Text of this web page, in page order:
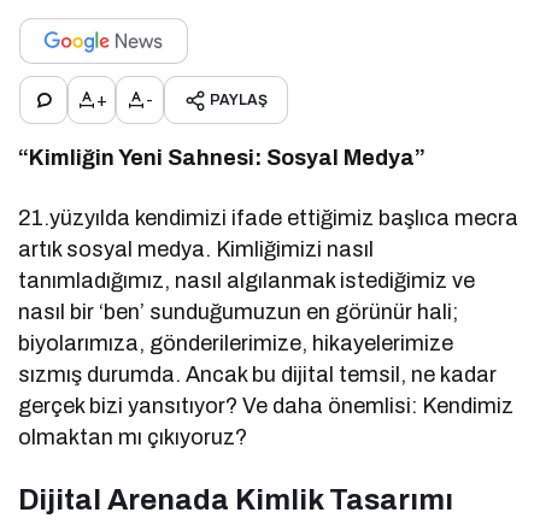
+ - PAYLAŞ
“Kimliğin Yeni Sahnesi: Sosyal Medya”
21.yüzyılda kendimizi ifade ettiğimiz başlıca mecra
artık sosyal medya. Kimliğimizi nasıl
tanımladığımız, nasıl algılanmak istediğimiz ve
nasıl bir ‘ben’ sunduğumuzun en görünür hali;
biyolarımıza, gönderilerimize, hikayelerimize
sızmış durumda. Ancak bu dijital temsil, ne kadar
gerçek bizi yansıtıyor? Ve daha önemlisi: Kendimiz
olmaktan mı çıkıyoruz?
Dijital Arenada Kimlik Tasarımı